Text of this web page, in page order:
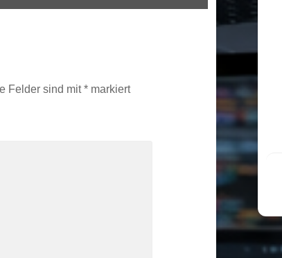
Felder sind mit* markiert